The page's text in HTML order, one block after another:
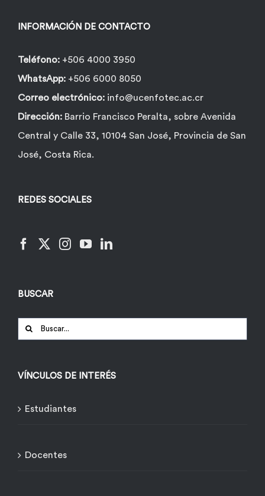
de
producto
INFORMACIÓN DE CONTACTO
Teléfono: +506 4000 3950
WhatsApp: +506 6000 8050
Correo electrónico: info@ucenfotec.ac.cr
Dirección: Barrio Francisco Peralta, sobre Avenida
Central y Calle 33, 10104 San José, Provincia de San
José, Costa Rica.
REDES SOCIALES
BUSCAR
Buscar:
VÍNCULOS DE INTERÉS
Estudiantes
Docentes